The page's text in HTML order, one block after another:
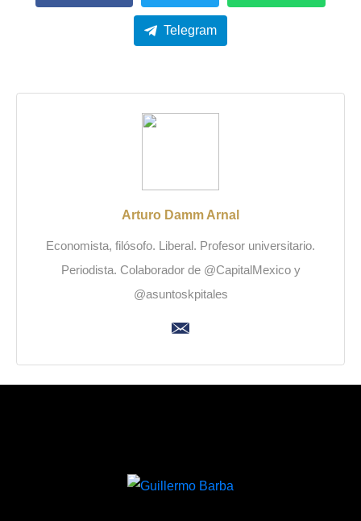
Telegram
Arturo Damm Arnal
Economista, filósofo. Liberal. Profesor universitario.
Periodista. Colaborador de @CapitalMexico y
@asuntoskpitales